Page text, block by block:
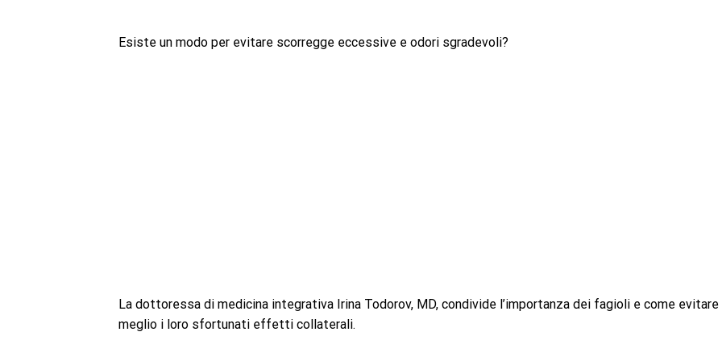
Esiste un modo per evitare scorregge eccessive e odori sgradevoli?
La dottoressa di medicina integrativa Irina Todorov, MD, condivide l’importanza dei fagioli e come evitare
meglio i loro sfortunati effetti collaterali.